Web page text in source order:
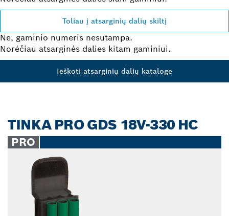
Toliau į atsarginių dalių skiltį
Ne, gaminio numeris nesutampa.
Norėčiau atsarginės dalies kitam gaminiui.
Ieškoti atsarginių dalių kataloge
TINKA PRO GDS 18V-330 HC
PRO